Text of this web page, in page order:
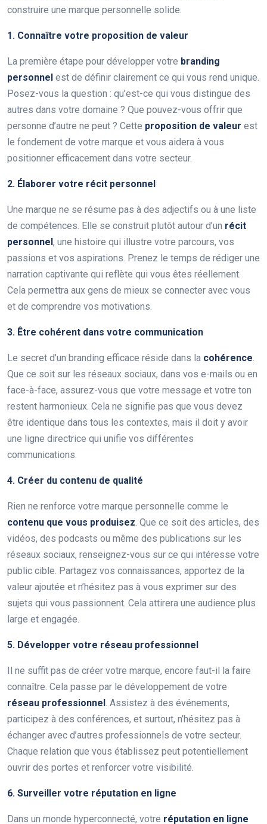
construire une marque personnelle solide.
1. Connaître votre proposition de valeur
La première étape pour développer votre branding
personnel est de définir clairement ce qui vous rend unique.
Posez-vous la question : qu’est-ce qui vous distingue des
autres dans votre domaine ? Que pouvez-vous offrir que
personne d’autre ne peut ? Cette proposition de valeur est
le fondement de votre marque et vous aidera à vous
positionner efficacement dans votre secteur.
2. Élaborer votre récit personnel
Une marque ne se résume pas à des adjectifs ou à une liste
de compétences. Elle se construit plutôt autour d’un récit
personnel, une histoire qui illustre votre parcours, vos
passions et vos aspirations. Prenez le temps de rédiger une
narration captivante qui reflète qui vous êtes réellement.
Cela permettra aux gens de mieux se connecter avec vous
et de comprendre vos motivations.
3. Être cohérent dans votre communication
Le secret d’un branding efficace réside dans la cohérence.
Que ce soit sur les réseaux sociaux, dans vos e-mails ou en
face-à-face, assurez-vous que votre message et votre ton
restent harmonieux. Cela ne signifie pas que vous devez
être identique dans tous les contextes, mais il doit y avoir
une ligne directrice qui unifie vos différentes
communications.
4. Créer du contenu de qualité
Rien ne renforce votre marque personnelle comme le
contenu que vous produisez. Que ce soit des articles, des
vidéos, des podcasts ou même des publications sur les
réseaux sociaux, renseignez-vous sur ce qui intéresse votre
public cible. Partagez vos connaissances, apportez de la
valeur ajoutée et n’hésitez pas à vous exprimer sur des
sujets qui vous passionnent. Cela attirera une audience plus
large et engagée.
5. Développer votre réseau professionnel
Il ne suffit pas de créer votre marque, encore faut-il la faire
connaître. Cela passe par le développement de votre
réseau professionnel. Assistez à des événements,
participez à des conférences, et surtout, n’hésitez pas à
échanger avec d’autres professionnels de votre secteur.
Chaque relation que vous établissez peut potentiellement
ouvrir des portes et renforcer votre visibilité.
6. Surveiller votre réputation en ligne
Dans un monde hyperconnecté, votre réputation en ligne